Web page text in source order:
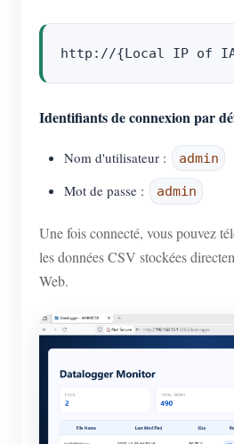
Identifiants de connexion par
Nom d'utilisateur : admin
Mot de passe : admin
Une fois connecté, vous pouvez
les données CSV stockées
Web.